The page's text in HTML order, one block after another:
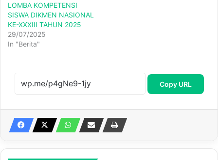
LOMBA KOMPETENSI
SISWA DIKMEN NASIONAL
KE-XXXIII TAHUN 2025
29/07/2025
In "Berita"
Copy URL